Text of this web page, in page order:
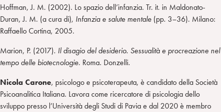
Hoffman, J. M. (2002). Lo spazio dell’infanzia. Tr. it. in Maldonato-
Duran, J. M. (a cura di), Infanzia e salute mentale (pp. 3–36). Milano:
Raffaello Cortina, 2005.
Marion, P. (2017). Il disagio del desiderio. Sessualità e procreazione nel
tempo delle biotecnologie. Roma. Donzelli.
Nicola Carone, psicologo e psicoterapeuta, è candidato della Società
Psicoanalitica Italiana. Lavora come ricercatore di psicologia dello
sviluppo presso l’Università degli Studi di Pavia e dal 2020 è membro